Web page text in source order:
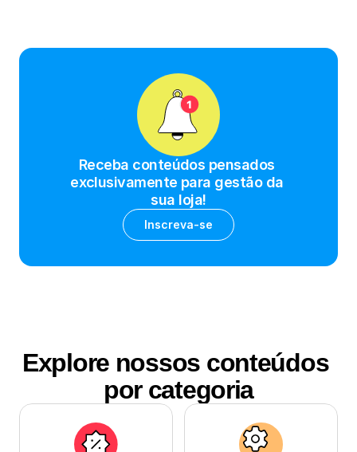
Receba conteúdos pensados
exclusivamente para gestão da
sua loja!
Inscreva-se
Explore nossos conteúdos
por categoria